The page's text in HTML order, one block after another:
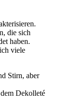
die sich
haben.
viele
Stirn, aber
Dekolleté